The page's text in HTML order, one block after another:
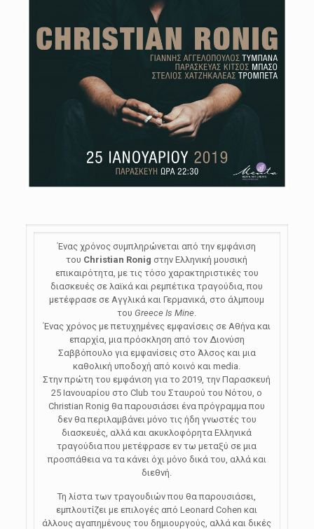
Ένας χρόνος συμπληρώνεται από την εμφάνιση
του Christian Ronig στην Ελληνική μουσική
επικαιρότητα, με τις τόσο χαρακτηριστικές του
διασκευές σε λαϊκά και ρεμπέτικα τραγούδια, που
μετέφρασε σε Αγγλικά και Γερμανικά, στο άλμπουμ
τουGreece Is Mine
Ένας χρόνος με πετυχημένες εμφανίσεις σε Αθήνα και
επαρχία, μια πρόσκληση από τον Διονύση
Σαββόπουλο για εμφανίσεις στο Άλσος και μια
καθολική υποδοχή από κοινό και media.
Στην πρώτη του εμφάνιση για το 2019, την Παρασκευή
25 Ιανουαρίου στο Club του Σταυρού του Νότου, ο
Christian Ronig θα παρουσιάσει ένα πρόγραμμα που
δεν θα περιλαμβάνει μόνο τις ήδη γνωστές του
διασκευές, αλλά και ακυκλοφόρητα Eλληνικά
τραγούδια που μετέφρασε εν τω μεταξύ σε μια
προσπάθεια να τα κάνει όχι μόνο δικά του, αλλά και
διεθνή.
Τη λίστα των τραγουδιών που θα παρουσιάσει,
εμπλουτίζει με επιλογές από Leonard Cohen και
άλλους αγαπημένους του δημιουργούς, αλλά και δικές